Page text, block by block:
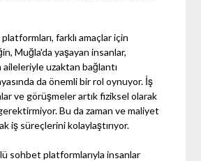
farklı amaçlar için
Muğla'da yaşayan insanlar,
aileleriyle uzaktan bağlantı
da önemli bir rol oynuyor. İş
ve görüşmeler artık fiziksel olarak
Bu da zaman ve maliyet
iş süreçlerini kolaylaştırıyor.
sohbet platformlarıyla insanlar